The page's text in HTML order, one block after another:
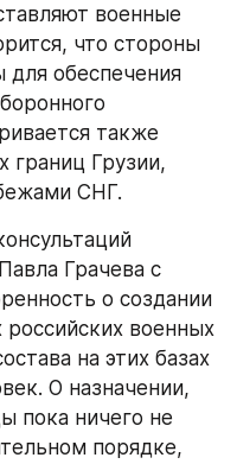
военные
что стороны
обеспечения
также
границ Грузии,
СНГ.
Грачева с
о создании
военных
на этих базах
О назначении,
пока ничего не
порядке,